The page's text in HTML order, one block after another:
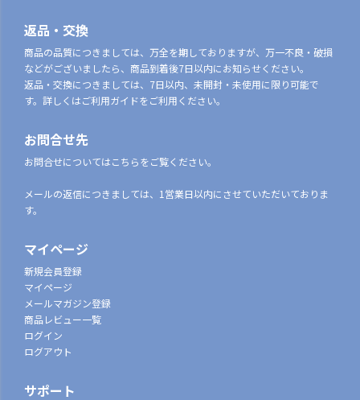
返品・交換
商品の品質につきましては、万全を期しておりますが、万一不良・破損
などがございましたら、商品到着後7日以内にお知らせください。
返品・交換につきましては、7日以内、未開封・未使用に限り可能で
す。詳しくはご利用ガイドをご利用ください。
お問合せ先
お問合せについてはこちらをご覧ください。
メールの返信につきましては、1営業日以内にさせていただいておりま
す。
マイページ
新規会員登録
マイページ
メールマガジン登録
商品レビュー一覧
ログイン
ログアウト
サポート